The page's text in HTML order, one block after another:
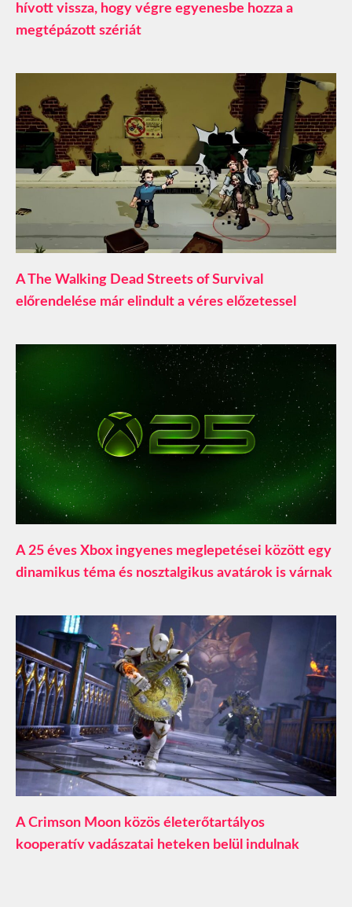
hívott vissza, hogy végre egyenesbe hozza a
megtépázott szériát
A The Walking Dead Streets of Survival
előrendelése már elindult a véres előzetessel
A 25 éves Xbox ingyenes meglepetései között egy
dinamikus téma és nosztalgikus avatárok is várnak
A Crimson Moon közös életerőtartályos
kooperatív vadászatai heteken belül indulnak